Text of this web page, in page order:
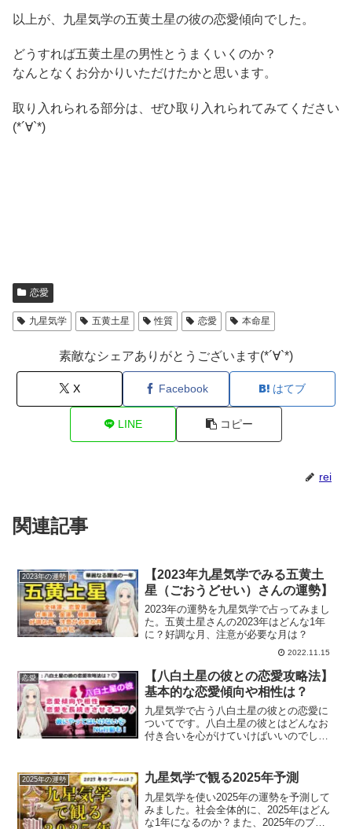
以上が、九星気学の五黄土星の彼の恋愛傾向でした。
どうすれば五黄土星の男性とうまくいくのか？
なんとなくお分かりいただけたかと思います。
取り入れられる部分は、ぜひ取り入れられてみてください
(*´∀`*)
恋愛
九星気学 五黄土星 性質 恋愛 本命星
素敵なシェアありがとうございます(*´∀`*)
X Facebook はてブ
LINE コピー
rei
関連記事
2023年の運勢
【2023年九星気学でみる五黄土
星（ごおうどせい）さんの運勢】
2023年の運勢を九星気学で占ってみまし
た。五黄土星さんの2023年はどんな1年
に？好調な月、注意が必要な月は？
2022.11.15
恋愛
【八白土星の彼との恋愛攻略法】
基本的な恋愛傾向や相性は？
九星気学で占う八白土星の彼との恋愛に
ついてです。八白土星の彼とはどんなお
付き合いを心がけていけばいいのでしょ
いても解説していきます。
2025年の運勢 九星気学で観る2025年予測
九星気学を使い2025年の運勢を予測して
みました。社会全体的に、2025年はどん
な1年になるのか？また、2025年のブー